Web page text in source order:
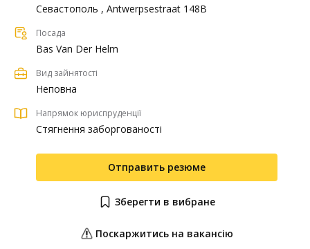
Севастополь , Antwerpsestraat 148B
Посада
Bas Van Der Helm
Вид зайнятості
Неповна
Напрямок юриспруденції
Стягнення заборгованості
Отправить резюме
Зберегти в вибране
Поскаржитись на вакансію